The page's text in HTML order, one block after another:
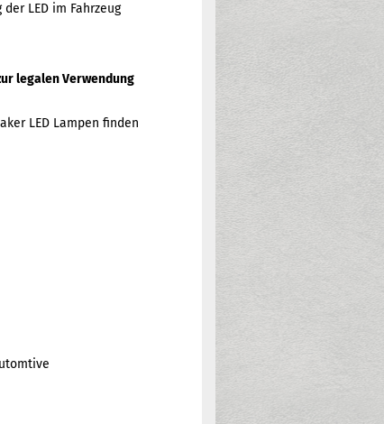
LED im Fahrzeug
legalen Verwendung
LED Lampen finden